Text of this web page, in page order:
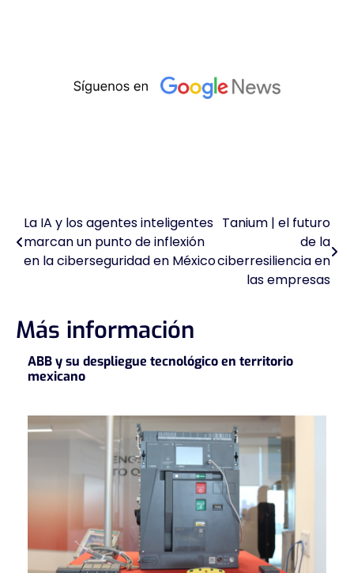
Navegación
de
La IA y los agentes inteligentes
marcan un punto de inflexión
en la ciberseguridad en México
Tanium | el futuro
de la
ciberresiliencia en
las empresas
Más información
ABB y su despliegue tecnológico en territorio
mexicano